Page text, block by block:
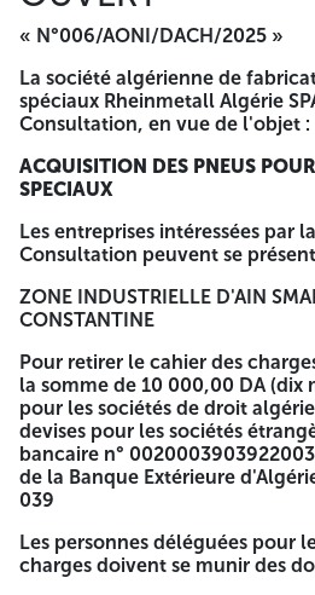
SPECIAUX RHEINMETALL ALGERIE
SECRETARIAT PERMANENT DES
MARCHES L'enveloppe
anonyme et ne devra comporter
SOUMISSION » A NE PAS OUVRIR
NATIONAL ET INTERNATIONAL
N°006/AONI/DACH/2025 «
POUR VEHICULES SPECIAUX »
offres est fixée trente (30) jours
la première publication de l'avis
dans les journaux nationaux La
dépôt des offres est le dernier jour
avec un jour de repos légal la
offres est prorogée jusqu'au jour
soumissionnaires resteront
pendant une durée de quatre-
AVIS D'APPEL
ET
« N°006/AONI/DACH/2025 »
La société algérienne de
spéciaux Rheinmetall Algérie
Consultation, en vue de l'objet :
ACQUISITION DES PNEUS
SPECIAUX
Les entreprises intéressées par
Consultation peuvent se
ZONE INDUSTRIELLE D'AIN
CONSTANTINE
Pour retirer le cahier des
la somme de 10 000,00 DA (dix
pour les sociétés de droit
devises pour les sociétés
bancaire n°
de la Banque Extérieure
039
Les personnes déléguées pour
charges doivent se munir des